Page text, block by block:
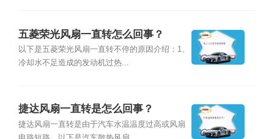
五菱荣光风扇一直转怎么回事？
以下是五菱荣光风扇一直转不停的原因介绍：1、
冷却水不足造成的发动机过热...
捷达风扇一直转是怎么回事？
捷达风扇一直转是由于汽车水温温度过高或风扇